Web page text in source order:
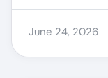
June 24, 2026